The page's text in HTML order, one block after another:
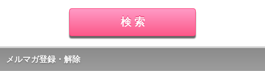
メルマガ登録・解除